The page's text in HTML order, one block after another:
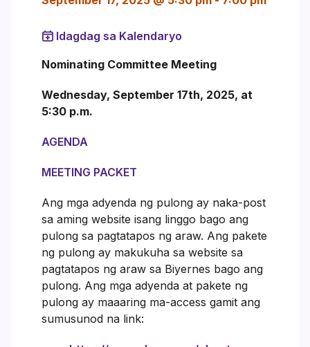
Idagdag sa Kalendaryo
Nominating Committee Meeting
Wednesday, September 17th, 2025, at
5:30 p.m.
AGENDA
MEETING PACKET
Ang mga adyenda ng pulong ay naka-post
sa aming website isang linggo bago ang
pulong sa pagtatapos ng araw. Ang pakete
ng pulong ay makukuha sa website sa
pagtatapos ng araw sa Biyernes bago ang
pulong. Ang mga adyenda at pakete ng
pulong ay maaaring ma-access gamit ang
sumusunod na link: